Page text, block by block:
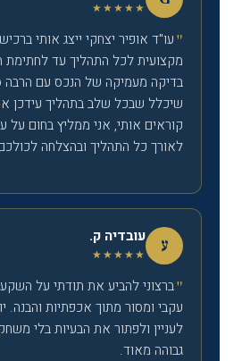
★★★★★
עו"ד אופיר יצחקי ייצג אותי
מקצועית לכל התהליך עד לחתימת
בדיקה מעמיקה של הנכס עם הרבה
שיכלל שבכל שלב בתהליך עידכן
קוראים אותי, אני ממליץ בחום על
לאורך כל התהליך ובהצלחה
ע עובדיה ק.
★★★★★
ברצוני להביע את תודתי על
עקבי ומסור מתוך אכפתיות והבנה.
לעניין ולפתור את הבעיות בלי
גבוהה מאוד.